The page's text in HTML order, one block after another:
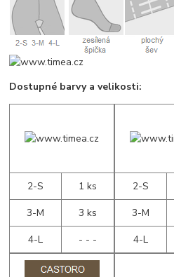
Dostupné barvy a velikosti:
2-S
1 ks
3-M
3 ks
4-L
- - -
2-S
3-M
4-L